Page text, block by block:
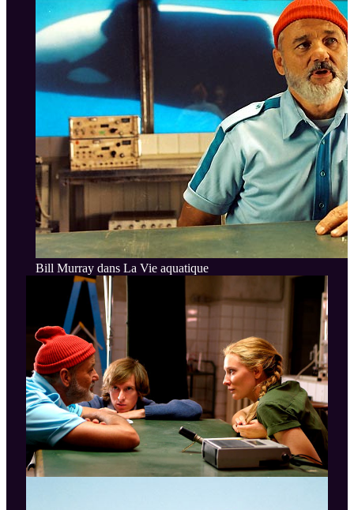
Bill Murray dans La Vie aquatique